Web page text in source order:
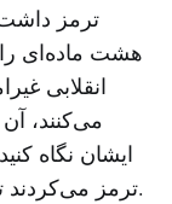
ترمز داشت
هشت ماده‌ای را
انقلابی
می‌کنند،
ایشان نگاه
ترمز می‌کردند تا حرکت انقلاب به مسیر اعتدال برگردد.